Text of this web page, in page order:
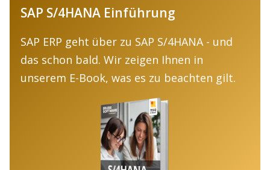
SAP S/4HANA Einführung
SAP ERP geht über zu SAP S/4HANA - und
das schon bald. Wir zeigen Ihnen in
unserem E-Book, was es zu beachten gilt.